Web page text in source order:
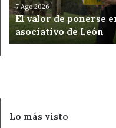
del
tejido
asociativo
de
León
7 Ago 2026
El valor de ponerse
asociativo de León
Lo más visto